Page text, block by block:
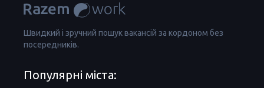
Швидкий і зручний пошук вакансій за кордоном без
посередників.
Популярні міста: